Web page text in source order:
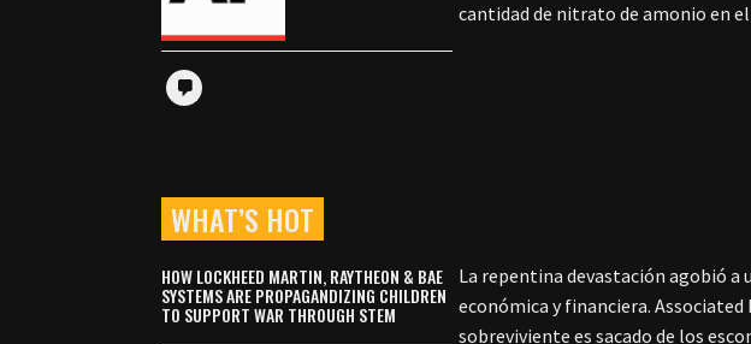
cantidad de nitrato de amonio en
La repentina devastación agobió a
económica y financiera.
sobreviviente es sacado de los
WHAT’S HOT
HOW LOCKHEED MARTIN, RAYTHEON & BAE
SYSTEMS ARE PROPAGANDIZING CHILDREN
TO SUPPORT WAR THROUGH STEM